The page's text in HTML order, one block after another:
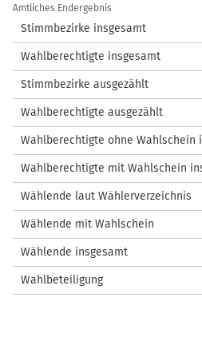
Amtliches Endergebnis
Stimmbezirke insgesamt
Wahlberechtigte insgesamt
Stimmbezirke ausgezählt
Wahlberechtigte ausgezählt
Wahlberechtigte ohne Wahlschein
Wahlberechtigte mit Wahlschein
Wählende laut Wählerverzeichnis
Wählende mit Wahlschein
Wählende insgesamt
Wahlbeteiligung